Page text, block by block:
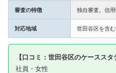
審査の特徴 独自審査。信
対応地域 世田谷区を含
【口コミ：世田谷区のケーススタ
社員・女性